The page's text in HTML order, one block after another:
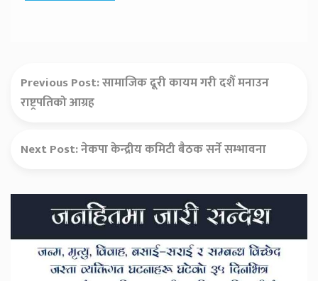
Previous Post:सामाजिक दूरी कायम गरी दशैँ मनाउन
राष्ट्रपतिको आग्रह
Next Post:नेकपा केन्द्रीय कमिटी बैठक सर्ने सम्भावना
Secondary
Sidebar